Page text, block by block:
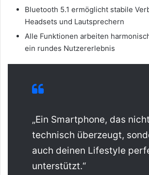
Bluetooth 5.1 ermöglicht stabile
Headsets und Lautsprechern
Alle Funktionen arbeiten
ein rundes Nutzererlebnis
„Ein Smartphone, das
technisch überzeugt,
auch deinen Lifestyle
unterstützt.“